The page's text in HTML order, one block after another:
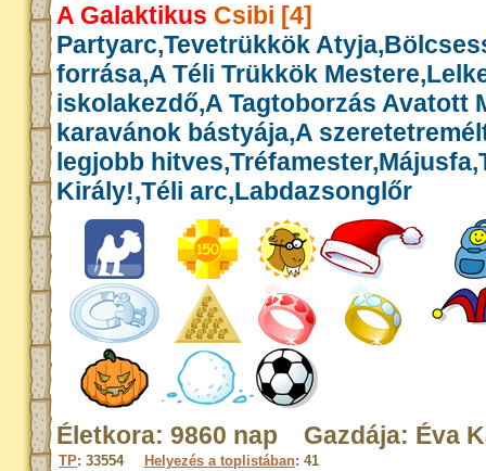
A Galaktikus Csibi [4]
Partyarc,Tevetrükkök
forrása,A Téli Trükkök
iskolakezdő,A Tagtoborzás Avatott
karavánok bástyája,A
legjobb
Király!,Téli arc,Labdazsonglőr
Életkora: 9860 nap Gazdája: Éva
TP: 33554 Helyezés a toplistában: 41